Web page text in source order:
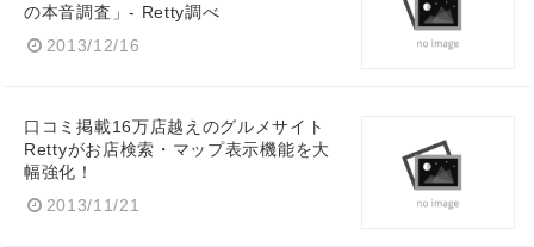
の本音調査」- Retty調べ
2013/12/16
口コミ掲載16万店越えのグルメサイト
Rettyがお店検索・マップ表示機能を大
幅強化！
2013/11/21